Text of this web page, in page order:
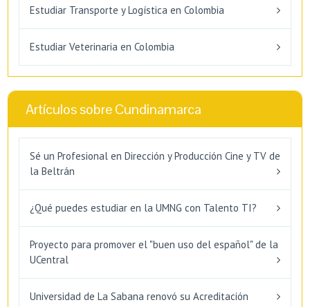
Estudiar Transporte y Logística en Colombia
Estudiar Veterinaria en Colombia
Artículos sobre Cundinamarca
Sé un Profesional en Dirección y Producción Cine y TV de
la Beltrán
¿Qué puedes estudiar en la UMNG con Talento TI?
Proyecto para promover el "buen uso del español" de la
UCentral
Universidad de La Sabana renovó su Acreditación